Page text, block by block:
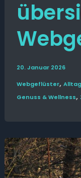
20. Januar 2026
Web­­geflüster,
Genuss & Wellness,